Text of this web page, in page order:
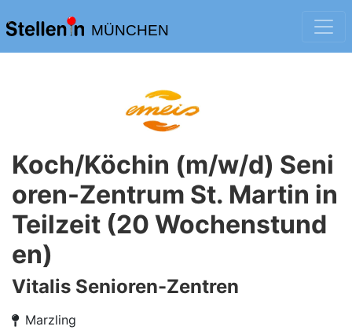
MÜNCHEN
Koch/Köchin (m/w/d) Seni
oren-Zentrum St. Martin in
Teilzeit (20 Wochenstund
en)
Vitalis Senioren-Zentren
Marzling